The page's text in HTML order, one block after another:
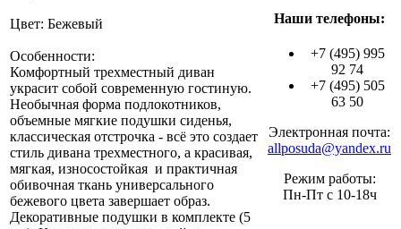
Цвет: Бежевый
Особенности:
Комфортный трехместный диван
украсит собой современную гостиную.
Необычная форма подлокотников,
объемные мягкие подушки сиденья,
классическая отстрочка - всё это создает
стиль дивана трехместного, а красивая,
мягкая, износостойкая и практичная
обивочная ткань универсального
бежевого цвета завершает образ.
Декоративные подушки в комплекте (5
Наши телефоны:
+7 (495) 995
92 74
+7 (495) 505
63 50
Электронная почта:
allposuda@yandex.ru
Режим работы:
Пн-Пт с 10-18ч